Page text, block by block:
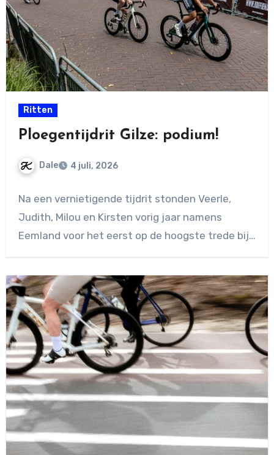
Ritten
Ploegentijdrit Gilze: podium!
Dale 4 juli, 2026
reacties
Na een vernietigende tijdrit stonden Veerle,
Judith, Milou en Kirsten vorig jaar namens
Eemland voor het eerst op de hoogste trede bij…